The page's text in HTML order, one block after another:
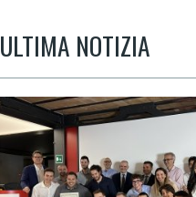
ULTIMA NOTIZIA